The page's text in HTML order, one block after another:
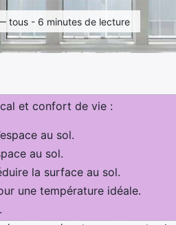
tous - 6 minutes de lecture
et confort de vie :
au sol.
au sol.
la surface au sol.
une température idéale.